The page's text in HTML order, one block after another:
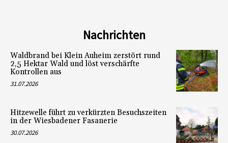
Nachrichten
Waldbrand bei Klein Auheim zerstört rund
2,5 Hektar Wald und löst verschärfte
Kontrollen aus
31.07.2026
Hitzewelle führt zu verkürzten Besuchszeiten
in der Wiesbadener Fasanerie
30.07.2026